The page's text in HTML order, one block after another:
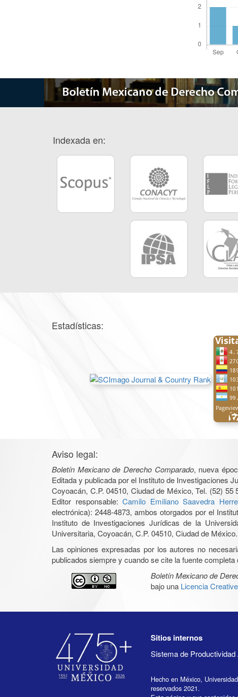
Indexada en:
Estadísticas:
Aviso legal:
Boletín Mexicano de Derecho Comparado, nueva
Editada y publicada por el Instituto de Investigaciones
Coyoacán, C.P. 04510, Ciudad de México, Tel. (52) 55
Editor responsable:Camilo Emiliano Saavedra
electrónica): 2448-4873, ambos otorgados por el
Instituto de Investigaciones Jurídicas de la
Universitaria, Coyoacán, C.P. 04510, Ciudad de
Las opiniones expresadas por los autores no
publicados siempre y cuando se cite la fuente
Boletín Mexicano de
bajo una Licencia
Sitios internos
Sistema de
Hecho en México,
reservados 2021.